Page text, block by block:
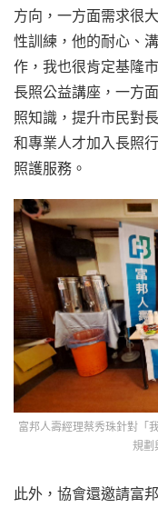
方向，一方面需求很
性訓練，他的耐心、
作，我也很肯定基隆
長照公益講座，一方
照知識，提升市民對
和專業人才加入長照
照護服務。
富邦人壽經理蔡秀珠針對「
規劃
此外，協會還邀請富